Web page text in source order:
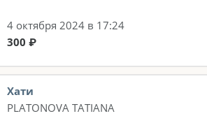
4 октября 2024 в 17:24
300 ₽
Хати
PLATONOVA TATIANA